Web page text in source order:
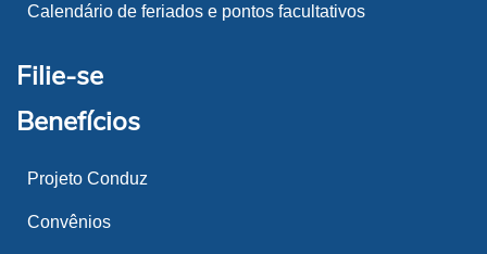
Calendário de feriados e pontos facultativos
Filie-se
Benefícios
Projeto Conduz
Convênios